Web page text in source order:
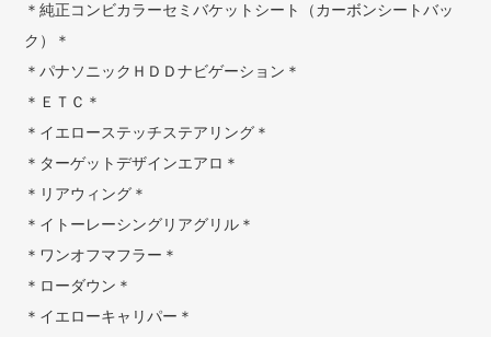
＊純正コンビカラーセミバケットシート（カーボンシートバッ
ク）＊
＊パナソニックＨＤＤナビゲーション＊
＊ＥＴＣ＊
＊イエローステッチステアリング＊
＊ターゲットデザインエアロ＊
＊リアウィング＊
＊イトーレーシングリアグリル＊
＊ワンオフマフラー＊
＊ローダウン＊
＊イエローキャリパー＊